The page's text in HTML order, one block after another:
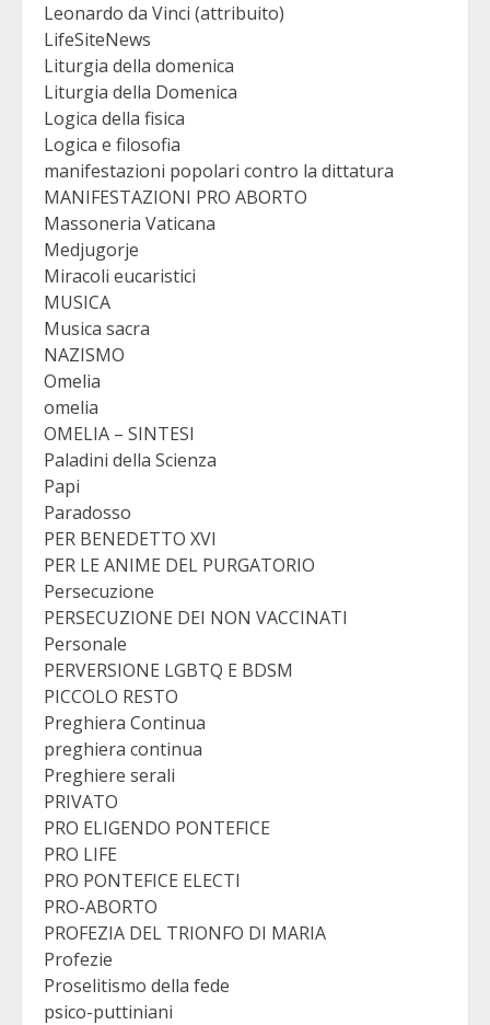
Leonardo da Vinci (attribuito)
LifeSiteNews
Liturgia della domenica
Liturgia della Domenica
Logica della fisica
Logica e filosofia
manifestazioni popolari contro la dittatura
MANIFESTAZIONI PRO ABORTO
Massoneria Vaticana
Medjugorje
Miracoli eucaristici
MUSICA
Musica sacra
NAZISMO
Omelia
omelia
OMELIA – SINTESI
Paladini della Scienza
Papi
Paradosso
PER BENEDETTO XVI
PER LE ANIME DEL PURGATORIO
Persecuzione
PERSECUZIONE DEI NON VACCINATI
Personale
PERVERSIONE LGBTQ E BDSM
PICCOLO RESTO
Preghiera Continua
preghiera continua
Preghiere serali
PRIVATO
PRO ELIGENDO PONTEFICE
PRO LIFE
PRO PONTEFICE ELECTI
PRO-ABORTO
PROFEZIA DEL TRIONFO DI MARIA
Profezie
Proselitismo della fede
psico-puttiniani